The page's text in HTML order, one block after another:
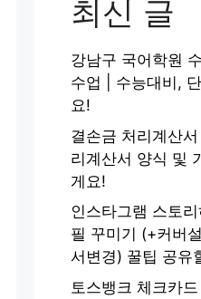
최신 글
강남구 국어학원
수업 | 수능대비,
요!
결손금 처리계산
리계산서 양식 및
게요!
인스타그램 스토
필 꾸미기 (+커버
서변경) 꿀팁 공유
토스뱅크 체크카